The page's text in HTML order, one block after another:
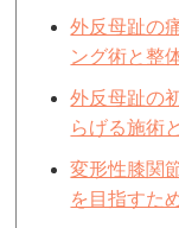
外反母趾の
ング術と整
外反母趾の
らげる施術
変形性膝関
を目指すた